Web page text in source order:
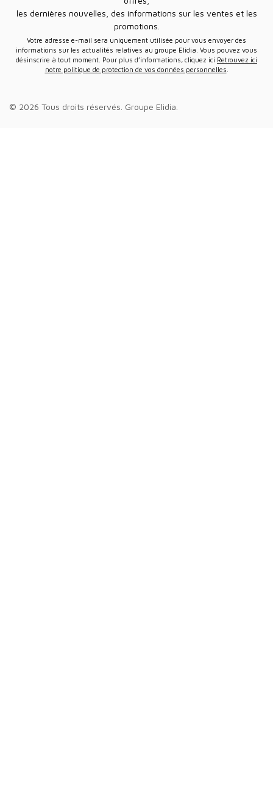
les dernières nouvelles, des informations sur les ventes et les
promotions.
Votre adresse e-mail sera uniquement utilisée pour vous envoyer des
informations sur les actualités relatives au groupe Elidia. Vous pouvez vous
désinscrire à tout moment. Pour plus d’informations, cliquez ici Retrouvez ici
notre politique de protection de vos données personnelles
© 2026 Tous droits réservés. Groupe Elidia